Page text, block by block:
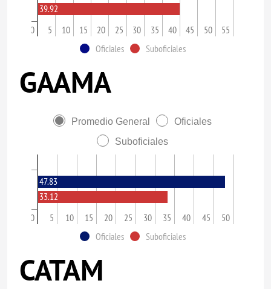
0 5 10 15 20 25 30 35 40 45 50 55
39.92
Oficiales Suboficiales
GAAMA
Promedio General
Oficiales
Suboficiales
0 5 10 15 20 25 30 35 40 45 50
47.83
33.12
Oficiales Suboficiales
CATAM